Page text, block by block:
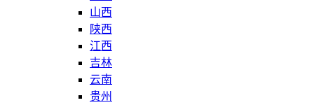
山西
陕西
江西
吉林
云南
贵州